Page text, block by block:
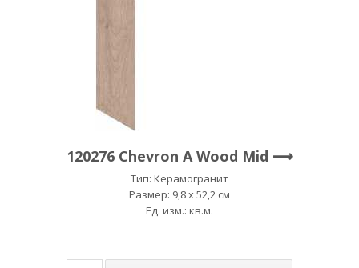
120276 Chevron A Wood Mid
Тип: Керамогранит
Размер: 9,8 x 52,2 см
Ед. изм.: кв.м.